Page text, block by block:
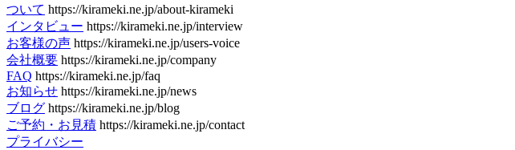
ついて https://kirameki.ne.jp/about-kirameki
インタビュー https://kirameki.ne.jp/interview
お客様の声 https://kirameki.ne.jp/users-voice
会社概要 https://kirameki.ne.jp/company
FAQ https://kirameki.ne.jp/faq
お知らせ https://kirameki.ne.jp/news
ブログ https://kirameki.ne.jp/blog
ご予約・お見積 https://kirameki.ne.jp/contact
プライバシー